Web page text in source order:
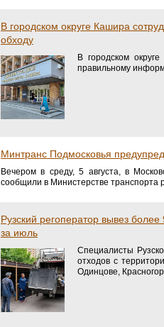
В городском округе Кашира
обходу
В городском
правильному
Минтранс Подмосковья
Вечером в среду, 5 августа, в
сообщили в Министерстве транспорта
Рузский регоператор вывез
за июль
Специалисты
отходов с
Одинцове,